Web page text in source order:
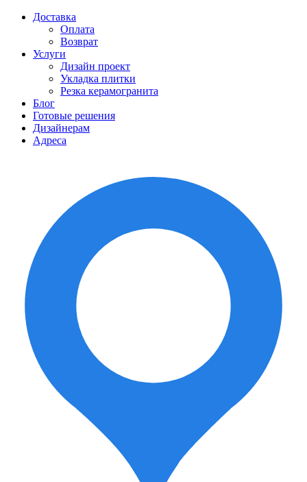
Доставка
Оплата
Возврат
Услуги
Дизайн проект
Укладка плитки
Резка керамогранита
Блог
Готовые решения
Дизайнерам
Адреса